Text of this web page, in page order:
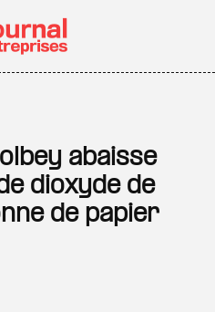
abaisse
dioxyde de
de papier